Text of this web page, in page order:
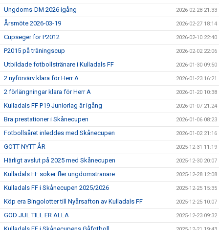
Ungdoms-DM 2026 igång 2026-02-28 21:33
Årsmöte 2026-03-19 2026-02-27 18:14
Cupseger för P2012 2026-02-10 22:40
P2015 på träningscup 2026-02-02 22:06
Utbildade fotbollstränare i Kulladals FF 2026-01-30 09:50
2 nyförvärv klara för Herr A 2026-01-23 16:21
2 förlängningar klara för Herr A 2026-01-20 10:38
Kulladals FF P19 Juniorlag är igång 2026-01-07 21:24
Bra prestationer i Skånecupen 2026-01-06 08:23
Fotbollsåret inleddes med Skånecupen 2026-01-02 21:16
GOTT NYTT ÅR 2025-12-31 11:19
Härligt avslut på 2025 med Skånecupen 2025-12-30 20:07
Kulladals FF söker fler ungdomstränare 2025-12-28 12:08
Kulladals FF i Skånecupen 2025/2026 2025-12-25 15:35
Köp era Bingolotter till Nyårsafton av Kulladals FF 2025-12-25 10:07
GOD JUL TILL ER ALLA 2025-12-23 09:32